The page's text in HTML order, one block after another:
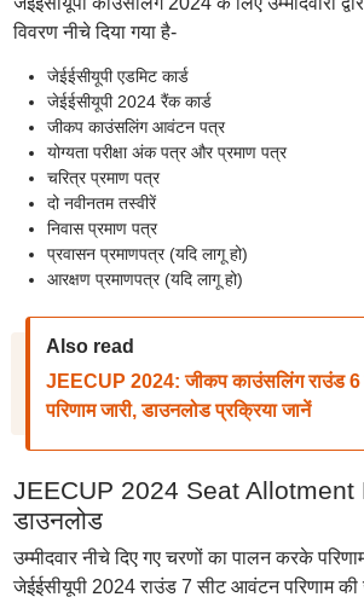
विवरण नीचे दिया गया है-
जेईईसीयूपी एडमिट कार्ड
जेईईसीयूपी 2024 रैंक कार्ड
जीकप काउंसलिंग आवंटन पत्र
योग्यता परीक्षा अंक पत्र और प्रमाण पत्र
चरित्र प्रमाण पत्र
दो नवीनतम तस्वीरें
निवास प्रमाण पत्र
प्रवासन प्रमाणपत्र (यदि लागू हो)
आरक्षण प्रमाणपत्र (यदि लागू हो)
Also read
JEECUP 2024: जीकप काउंसलिंग राउंड
परिणाम जारी, डाउनलोड प्रक्रिया जानें
JEECUP 2024 Seat Allotment
डाउनलोड
उम्मीदवार नीचे दिए गए चरणों का पालन करके
जेईईसीयूपी 2024 राउंड 7 सीट आवंटन परिणाम